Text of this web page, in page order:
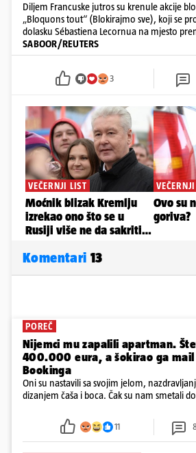
Diljem Francuske jutros su krenule akcije
„Bloquons tout“ (Blokirajmo sve), koji se
dolasku Sébastiena Lecornua na mjesto
SABOOR/REUTERS
3
Komentari 13
POREČ
Nijemci mu zapalili apartman.
400.000 eura, a šokirao ga mail
Bookinga
Oni su nastavili sa svojim jelom,
dizanjem čaša i boca. Čak su nam smetali
požar, rekao je vlasnik
11